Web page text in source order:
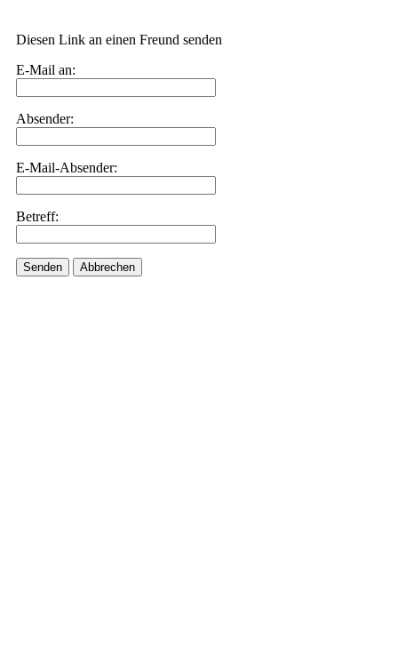
Diesen Link an einen Freund senden
E-Mail an:
Absender:
E-Mail-Absender:
Betreff:
Senden Abbrechen